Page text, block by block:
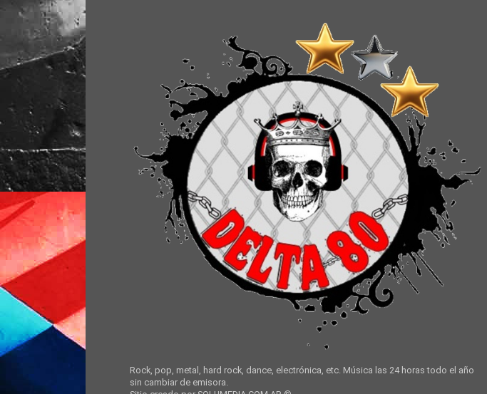
Rock, pop, metal, hard rock, dance, electrónica, etc. Música las 24 horas todo el año
sin cambiar de emisora.